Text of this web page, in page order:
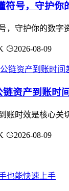
符号，守护你
，守护你的数
2026-08-09
资产到账时
账时效是核心
2026-08-09